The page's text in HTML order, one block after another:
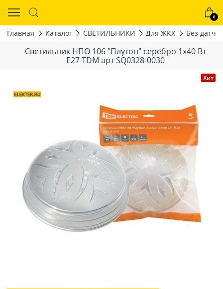
0
Главная Каталог СВЕТИЛЬНИКИ Для ЖКХ Без
Светильник НПО 106 "Плутон" серебро 1x40 Вт
Е27 TDM арт SQ0328-0030
Хит